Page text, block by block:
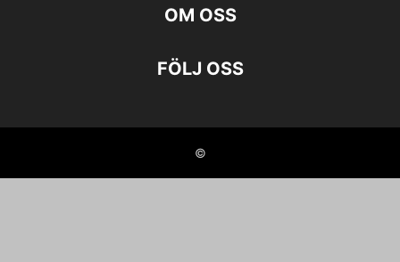
OM OSS
FÖLJ OSS
©